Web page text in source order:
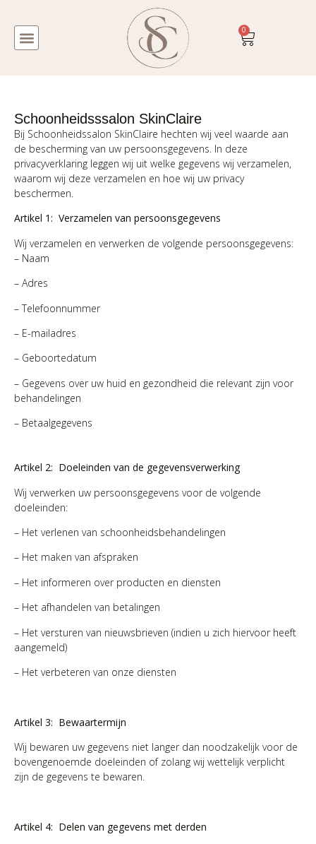
0
Schoonheidsssalon SkinClaire
Bij Schoonheidssalon SkinClaire hechten wij veel waarde aan
de bescherming van uw persoonsgegevens. In deze
privacyverklaring leggen wij uit welke gegevens wij verzamelen,
waarom wij deze verzamelen en hoe wij uw privacy
beschermen.
Artikel 1: Verzamelen van persoonsgegevens
Wij verzamelen en verwerken de volgende persoonsgegevens:
– Naam
– Adres
– Telefoonnummer
– E-mailadres
– Geboortedatum
– Gegevens over uw huid en gezondheid die relevant zijn voor
behandelingen
– Betaalgegevens
Artikel 2: Doeleinden van de gegevensverwerking
Wij verwerken uw persoonsgegevens voor de volgende
doeleinden:
– Het verlenen van schoonheidsbehandelingen
– Het maken van afspraken
– Het informeren over producten en diensten
– Het afhandelen van betalingen
– Het versturen van nieuwsbrieven (indien u zich hiervoor heeft
aangemeld)
– Het verbeteren van onze diensten
Artikel 3: Bewaartermijn
Wij bewaren uw gegevens niet langer dan noodzakelijk voor de
bovengenoemde doeleinden of zolang wij wettelijk verplicht
zijn de gegevens te bewaren.
Artikel 4: Delen van gegevens met derden